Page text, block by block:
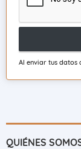
Al enviar tus datos
QUIÉNES